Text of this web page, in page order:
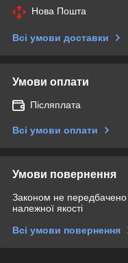
Нова Пошта
Всі умови доставки
Умови оплати
Післяплата
Всі умови оплати
Умови повернення
Законом не передбачено
належної якості
Всі умови повернення